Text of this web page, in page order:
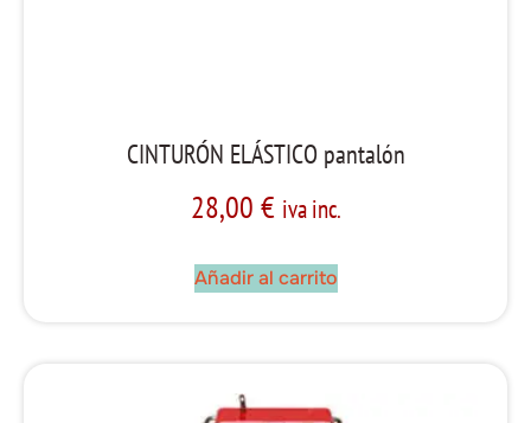
CINTURÓN ELÁSTICO pantalón
28,00 € iva inc.
Añadir al carrito